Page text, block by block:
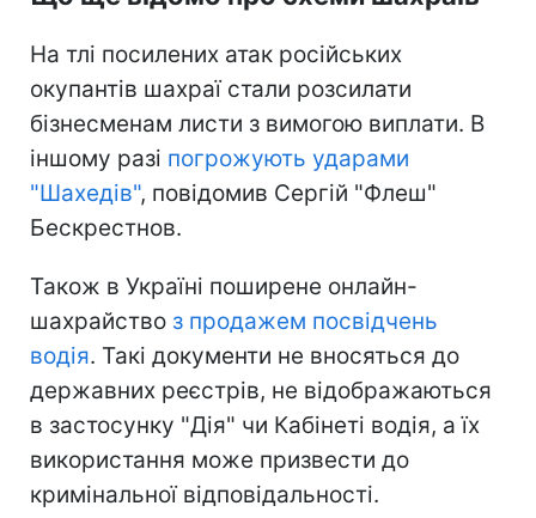
На тлі посилених атак російських
окупантів шахраї стали розсилати
бізнесменам листи з вимогою виплати. В
іншому разі погрожують ударами
"Шахедів", повідомив Сергій "Флеш"
Бескрестнов.
Також в Україні поширене онлайн-
шахрайство з продажем посвідчень
водія. Такі документи не вносяться до
державних реєстрів, не відображаються
в застосунку "Дія" чи Кабінеті водія, а їх
використання може призвести до
кримінальної відповідальності.